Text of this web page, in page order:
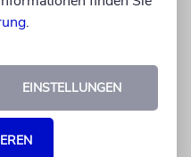
den
und auf dessen
man muss
einsetzen. Dabei
.
EINSTELLUNGEN